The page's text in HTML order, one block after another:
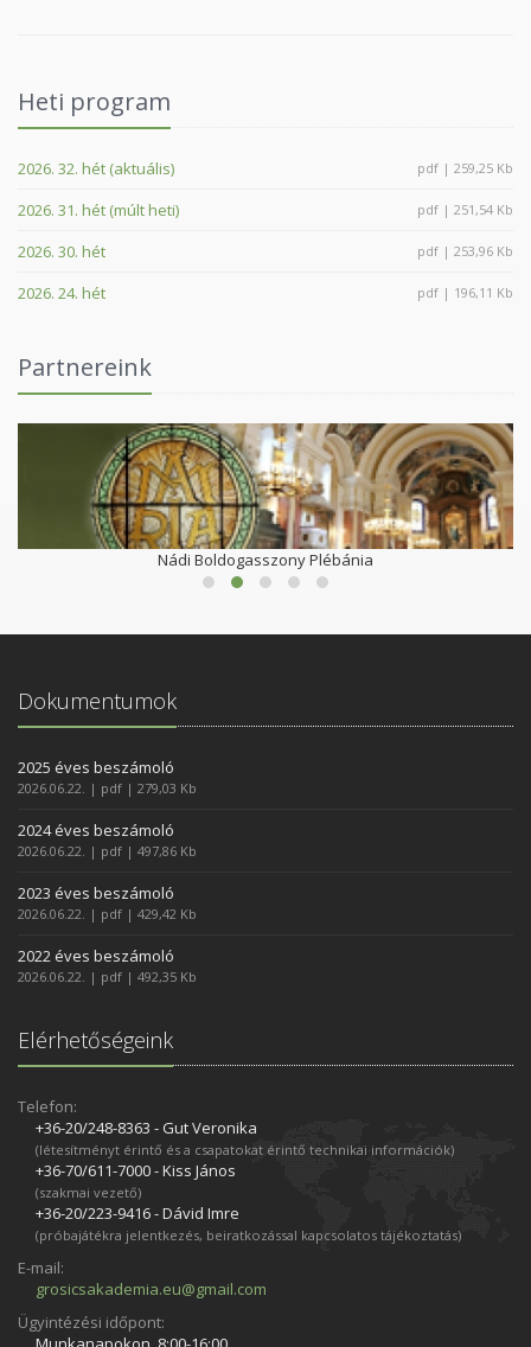
Heti program
2026. 32. hét (aktuális) pdf | 259,25 Kb
2026. 31. hét (múlt heti) pdf | 251,54 Kb
2026. 30. hét pdf | 253,96 Kb
2026. 24. hét pdf | 196,11 Kb
Partnereink
Nádi Boldogasszony Plébánia
Dokumentumok
2025 éves beszámoló
2026.06.22. | pdf | 279,03 Kb
2024 éves beszámoló
2026.06.22. | pdf | 497,86 Kb
2023 éves beszámoló
2026.06.22. | pdf | 429,42 Kb
2022 éves beszámoló
2026.06.22. | pdf | 492,35 Kb
Elérhetőségeink
Telefon:
+36-20/248­-8363 - Gut Veronika
(létesítményt érintő és a csapatokat érintő technikai információk)
+36-70/611­-7000 - Kiss János
(szakmai vezető)
+36-20/223­-9416 - Dávid Imre
(próbajátékra jelentkezés, beiratkozással kapcsolatos tájékoztatás)
E-mail:
grosicsakademia.eu@gmail.com
Ügyintézési időpont: